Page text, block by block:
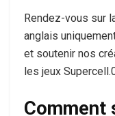
Rendez-vous sur
anglais
et soutenir nos
les jeux
Comment